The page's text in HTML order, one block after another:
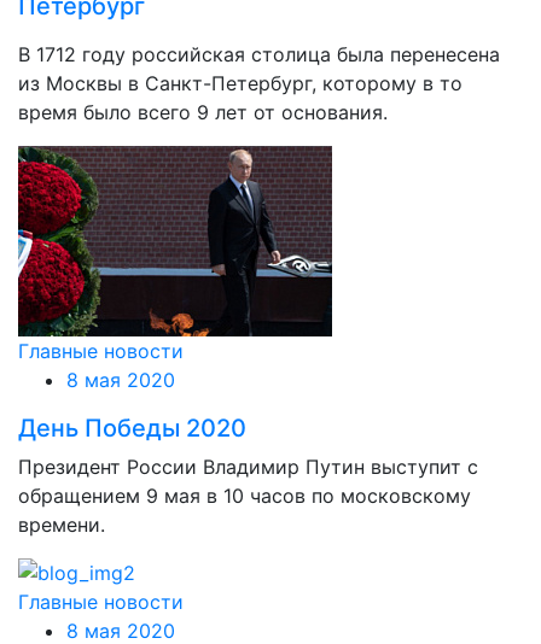
Петербург
В 1712 году российская столица была перенесена
из Москвы в Санкт-Петербург, которому в то
время было всего 9 лет от основания.
Главные новости
8 мая 2020
День Победы 2020
Президент России Владимир Путин выступит с
обращением 9 мая в 10 часов по московскому
времени.
Главные новости
8 мая 2020